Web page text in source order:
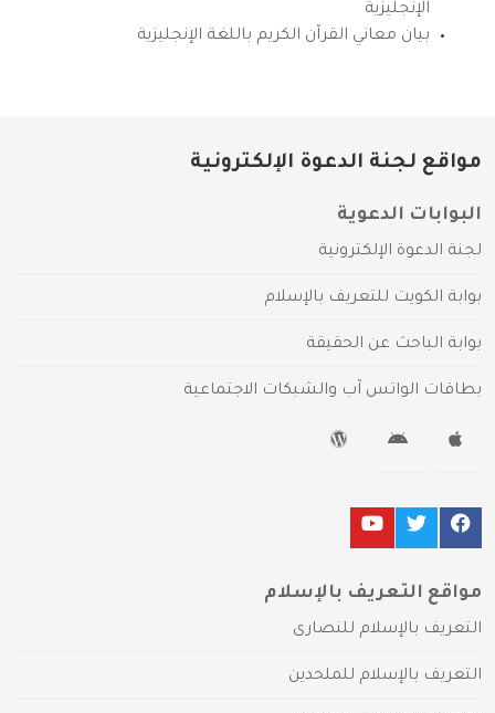
الإنجليزية
بيان معاني القرآن الكريم باللغة الإنجليزية
مواقع لجنة الدعوة الإلكترونية
البوابات الدعوية
لجنة الدعوة الإلكترونية
بوابة الكويت للتعريف بالإسلام
بوابة الباحث عن الحقيقة
بطاقات الواتس آب والشبكات الاجتماعية
مواقع التعريف بالإسلام
التعريف بالإسلام للنصارى
التعريف بالإسلام للملحدين